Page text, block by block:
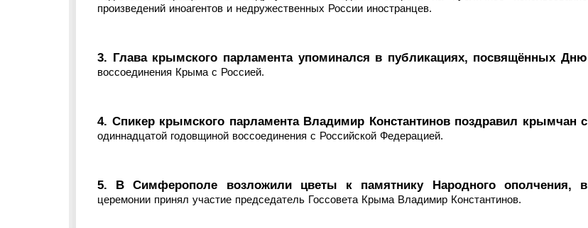
произведений иноагентов и недружественных России иностранцев.
3. Глава крымского парламента упоминался в публикациях, посвящённых Дню
воссоединения Крыма с Россией.
4. Спикер крымского парламента Владимир Константинов поздравил крымчан с
одиннадцатой годовщиной воссоединения с Российской Федерацией.
5. В Симферополе возложили цветы к памятнику Народного ополчения, в
церемонии принял участие председатель Госсовета Крыма Владимир Константинов.